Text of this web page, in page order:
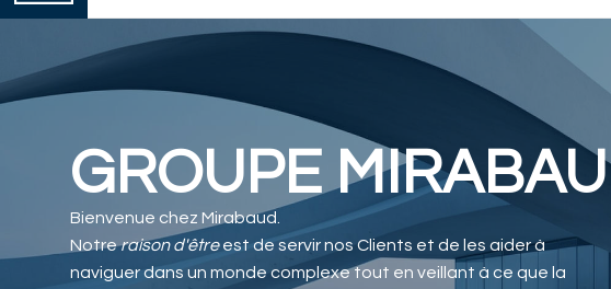
GROUPE
Bienvenue chez Mirabaud.
Notreraison d'êtreest de servir nos Clients et de les aider à
naviguer dans un monde complexe tout en veillant à ce que la